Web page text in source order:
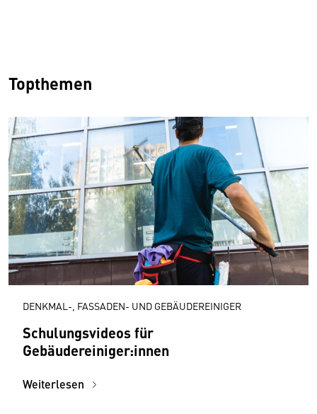
Topthemen
DENKMAL-, FASSADEN- UND GEBÄUDEREINIGER
Schulungsvideos für
Gebäudereiniger:innen
Weiterlesen